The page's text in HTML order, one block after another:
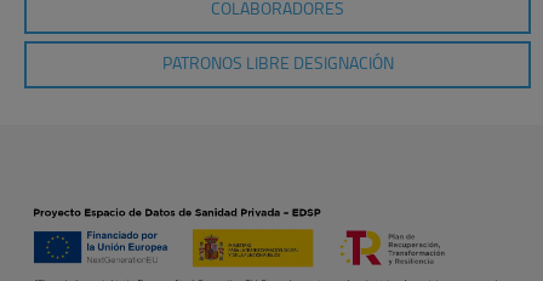
COLABORADORES
PATRONOS LIBRE DESIGNACIÓN